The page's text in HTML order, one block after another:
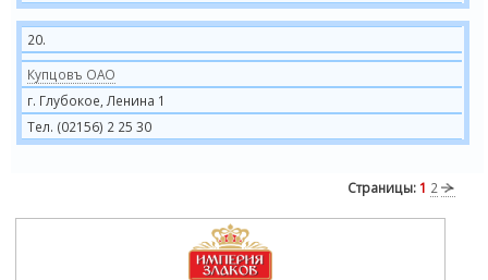
20.
Купцовъ ОАО
г. Глубокое, Ленина 1
Тел. (02156) 2 25 30
Страницы: 1 2